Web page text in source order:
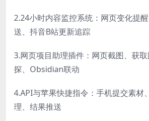
2.24小时内容监控系统：网页变化提
送、抖音B站更新追踪
3.网页项目助理插件：网页截图、获
探、Obsidian联动
4.API与苹果快捷指令：手机提交素材
理、结果推送